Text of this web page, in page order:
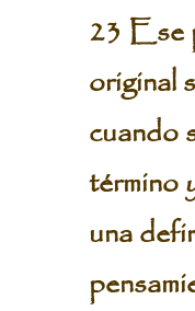
23 Ese
original
cuando
término
una